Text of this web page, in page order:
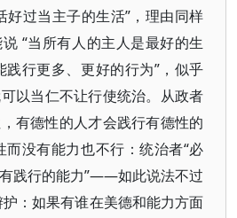
好过当主子的生活”，理由同样
“当所有人的主人是最好的生
践行更多、更好的行为”，似乎
以当仁不让行使统治。从政者
有德性的人才会践行有德性的
没有能力也不行：统治者“必
践行的能力”——如此说法不过
：如果有谁在美德和能力方面